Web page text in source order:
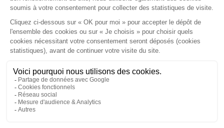
Tél :05 57 55 87 30 - Fax : 05 57 51 73 64
Email :gaucher-piola@gaucher-piola-avocat.fr
NOUS CONTACTER
NOUS LOCALISER